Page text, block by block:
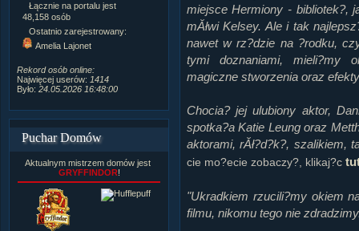
Łącznie na portalu jest
48,158 osób
Ostatnio zarejestrowany:
Amelia Lajonet
Rekord osób online:
Najwięcej userów: 1414
Było: 24.05.2026 16:48:00
Postów na forum:319,637
Komentarzy do materiałów:
Wlepionych ostrzeżeń:4,170
Puchar Domów
Aktualnym mistrzem domów jest
GRYFFINDOR!
miejsce Hermiony - bibliotek?,
mĂłwi Kelsey. Ale i tak
nawet w rz?dzie na ?rodku,
tymi doznaniami, mieli?my
magiczne stworzenia oraz
Chocia? jej ulubiony aktor,
spotka?a Katie Leung oraz
aktorami, rĂł?d?k?, szalikiem,
cie mo?ecie zobaczy?, klikaj?c
"Ukradkiem rzucili?my okiem
filmu, nikomu tego nie